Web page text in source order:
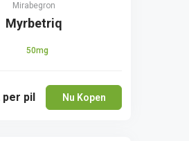
Mirabegron
Myrbetriq
50mg
per pil Nu Kopen